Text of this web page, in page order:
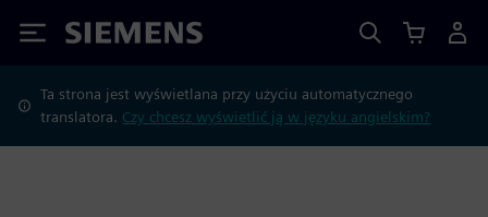
Siemens
Ta strona jest wyświetlana przy użyciu automatycznego
translatora. Czy chcesz wyświetlić ją w języku angielskim?